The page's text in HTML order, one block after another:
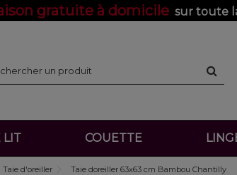
gratuite à domicile sur toute
LIT COUETTE
Taie d'oreiller Taie doreiller 63x63 cm Bambou Chantilly